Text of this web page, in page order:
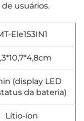
usuários.
Ele153IN1
(display LED
da bateria)
Lítio-íon